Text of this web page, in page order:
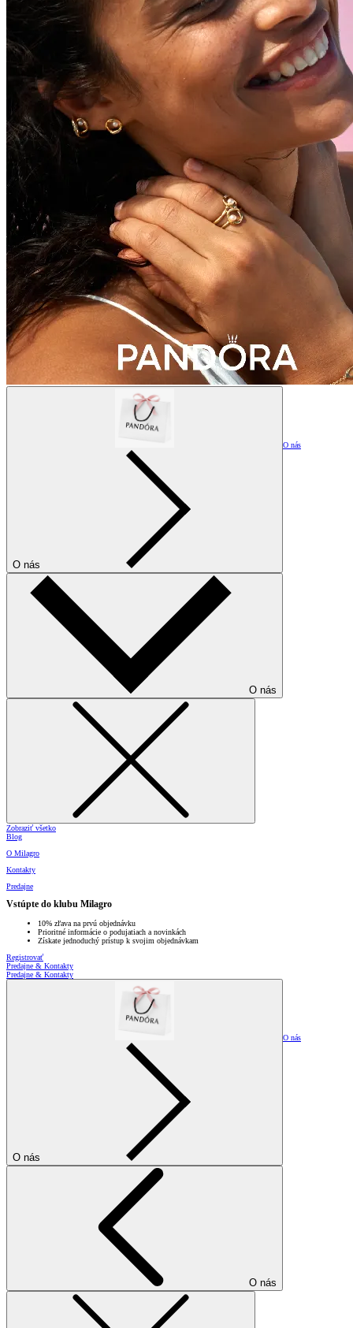
O nás
O nás
O nás
Zobraziť všetko
Blog
O Milagro
Kontakty
Predajne
Vstúpte do klubu Milagro
10% zľava na prvú objednávku
Prioritné informácie o podujatiach a novinkách
Získate jednoduchý prístup k svojim objednávkam
Registrovať
Predajne & Kontakty
Predajne & Kontakty
O nás
O nás
O nás